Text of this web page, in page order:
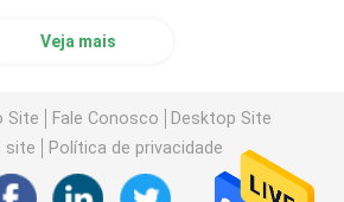
Veja mais
Site Fale Conosco
Desktop Site
site
Política de privacidade